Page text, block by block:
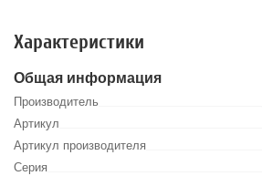
Характеристики
Общая информация
Производитель
Артикул
Артикул производителя
Серия